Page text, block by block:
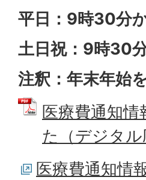
平日：9時30分
土日祝：9時30
注釈：年末年始
医療費通知
た（デジタ
医療費通知情